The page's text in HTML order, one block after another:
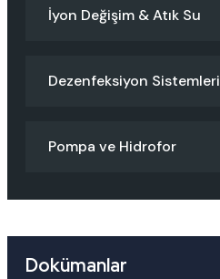
İyon Değişim & Atık Su
Dezenfeksiyon Sistemleri
Pompa ve Hidrofor
Dokümanlar